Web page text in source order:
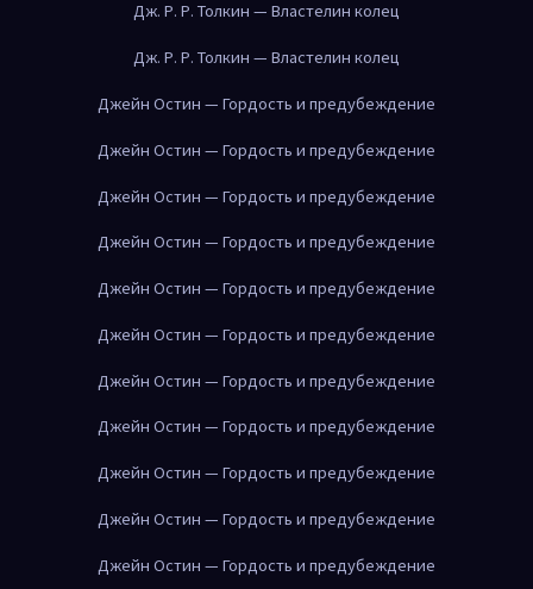
Дж. Р. Р. Толкин — Властелин колец
Дж. Р. Р. Толкин — Властелин колец
Джейн Остин — Гордость и предубеждение
Джейн Остин — Гордость и предубеждение
Джейн Остин — Гордость и предубеждение
Джейн Остин — Гордость и предубеждение
Джейн Остин — Гордость и предубеждение
Джейн Остин — Гордость и предубеждение
Джейн Остин — Гордость и предубеждение
Джейн Остин — Гордость и предубеждение
Джейн Остин — Гордость и предубеждение
Джейн Остин — Гордость и предубеждение
Джейн Остин — Гордость и предубеждение